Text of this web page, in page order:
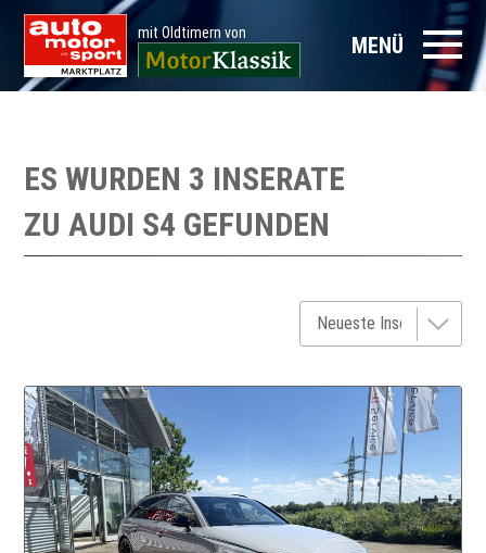
mit Oldtimern von MENÜ
ES WURDEN 3 INSERATE
ZUAUDI S4 GEFUNDEN